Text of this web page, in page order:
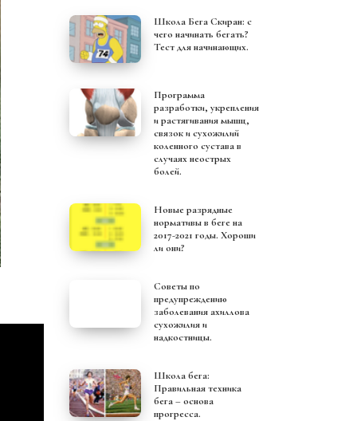
Школа Бега Скиран: с
чего начинать бегать?
Тест для начинающих.
Программа
разработки, укрепления
и растягивания мышц,
связок и сухожилий
коленного сустава в
случаях неострых
болей.
Новые разрядные
нормативы в беге на
2017-2021 годы. Хороши
ли они?
Советы по
предупреждению
заболевания ахиллова
сухожилия и
надкостницы.
Школа бега:
Правильная техника
бега – основа
прогресса.